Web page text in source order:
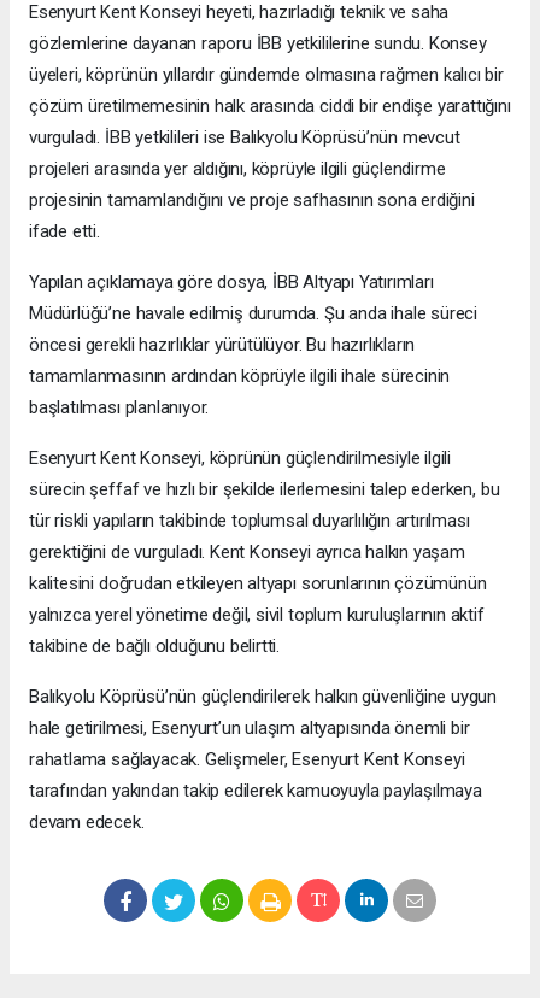
Esenyurt Kent Konseyi heyeti, hazırladığı teknik ve saha
gözlemlerine dayanan raporu İBB yetkililerine sundu. Konsey
üyeleri, köprünün yıllardır gündemde olmasına rağmen kalıcı bir
çözüm üretilmemesinin halk arasında ciddi bir endişe yarattığını
vurguladı. İBB yetkilileri ise Balıkyolu Köprüsü’nün mevcut
projeleri arasında yer aldığını, köprüyle ilgili güçlendirme
projesinin tamamlandığını ve proje safhasının sona erdiğini
ifade etti.
Yapılan açıklamaya göre dosya, İBB Altyapı Yatırımları
Müdürlüğü’ne havale edilmiş durumda. Şu anda ihale süreci
öncesi gerekli hazırlıklar yürütülüyor. Bu hazırlıkların
tamamlanmasının ardından köprüyle ilgili ihale sürecinin
başlatılması planlanıyor.
Esenyurt Kent Konseyi, köprünün güçlendirilmesiyle ilgili
sürecin şeffaf ve hızlı bir şekilde ilerlemesini talep ederken, bu
tür riskli yapıların takibinde toplumsal duyarlılığın artırılması
gerektiğini de vurguladı. Kent Konseyi ayrıca halkın yaşam
kalitesini doğrudan etkileyen altyapı sorunlarının çözümünün
yalnızca yerel yönetime değil, sivil toplum kuruluşlarının aktif
takibine de bağlı olduğunu belirtti.
Balıkyolu Köprüsü’nün güçlendirilerek halkın güvenliğine uygun
hale getirilmesi, Esenyurt’un ulaşım altyapısında önemli bir
rahatlama sağlayacak. Gelişmeler, Esenyurt Kent Konseyi
tarafından yakından takip edilerek kamuoyuyla paylaşılmaya
devam edecek.